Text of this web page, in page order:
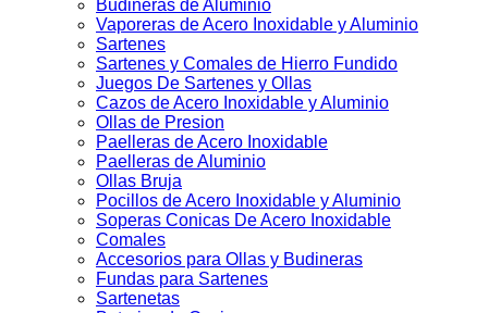
Budineras de Aluminio
Vaporeras de Acero Inoxidable y Aluminio
Sartenes
Sartenes y Comales de Hierro Fundido
Juegos De Sartenes y Ollas
Cazos de Acero Inoxidable y Aluminio
Ollas de Presion
Paelleras de Acero Inoxidable
Paelleras de Aluminio
Ollas Bruja
Pocillos de Acero Inoxidable y Aluminio
Soperas Conicas De Acero Inoxidable
Comales
Accesorios para Ollas y Budineras
Fundas para Sartenes
Sartenetas